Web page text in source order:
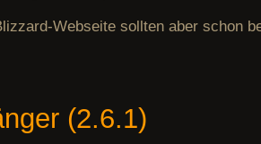
Webseite sollten aber schon
(2.6.1)